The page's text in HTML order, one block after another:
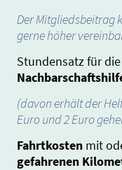
Der Mitgliedsbeitrag
gerne höher
Stundensatz für die
(davon erhält der
Euro und 2 Euro
Fahrtkosten mit
gefahrenen